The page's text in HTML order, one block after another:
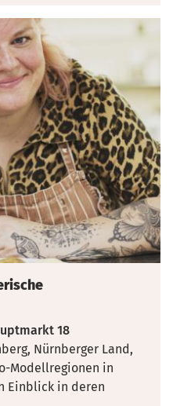
18
Nürnberger Land,
Modellregionen in
Einblick in deren